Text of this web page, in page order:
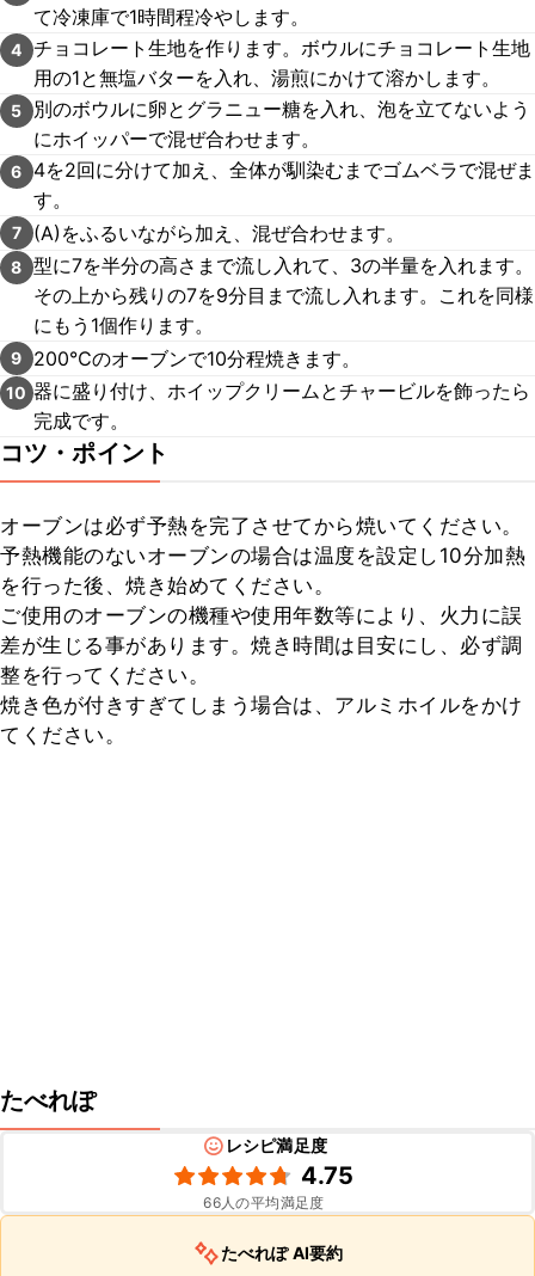
て冷凍庫で1時間程冷やします。
4 チョコレート生地を作ります。ボウルにチョコレート生地
用の1と無塩バターを入れ、湯煎にかけて溶かします。
5
別のボウルに卵とグラニュー糖を入れ、泡を立てないよう
にホイッパーで混ぜ合わせます。
6
4を2回に分けて加え、全体が馴染むまでゴムベラで混ぜま
す。
7 (A)をふるいながら加え、混ぜ合わせます。
8 型に7を半分の高さまで流し入れて、3の半量を入れます。
その上から残りの7を9分目まで流し入れます。これを同様
にもう1個作ります。
9 200℃のオーブンで10分程焼きます。
10 器に盛り付け、ホイップクリームとチャービルを飾ったら
完成です。
コツ・ポイント
オーブンは必ず予熱を完了させてから焼いてください。
予熱機能のないオーブンの場合は温度を設定し10分加熱
を行った後、焼き始めてください。
ご使用のオーブンの機種や使用年数等により、火力に誤
差が生じる事があります。焼き時間は目安にし、必ず調
整を行ってください。
焼き色が付きすぎてしまう場合は、アルミホイルをかけ
てください。
たべれぽ
レシピ満足度
4.75
66人の平均満足度
たべれぽ AI要約